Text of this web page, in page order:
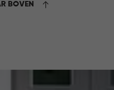
BOVEN